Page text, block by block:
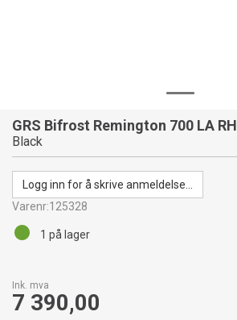
GRS Bifrost Remington 700 LA RH
Black
Logg inn for å skrive anmeldelse...
Varenr:125328
Ink. mva
7 390,00
1 på lager